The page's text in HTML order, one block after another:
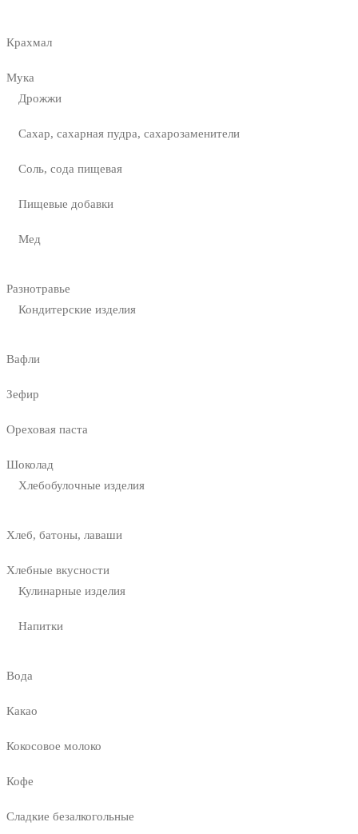
Крахмал
Мука
Дрожжи
Сахар, сахарная пудра, сахарозаменители
Соль, сода пищевая
Пищевые добавки
Мед
Разнотравье
Кондитерские изделия
Вафли
Зефир
Ореховая паста
Шоколад
Хлебобулочные изделия
Хлеб, батоны, лаваши
Хлебные вкусности
Кулинарные изделия
Напитки
Вода
Какао
Кокосовое молоко
Кофе
Сладкие безалкогольные